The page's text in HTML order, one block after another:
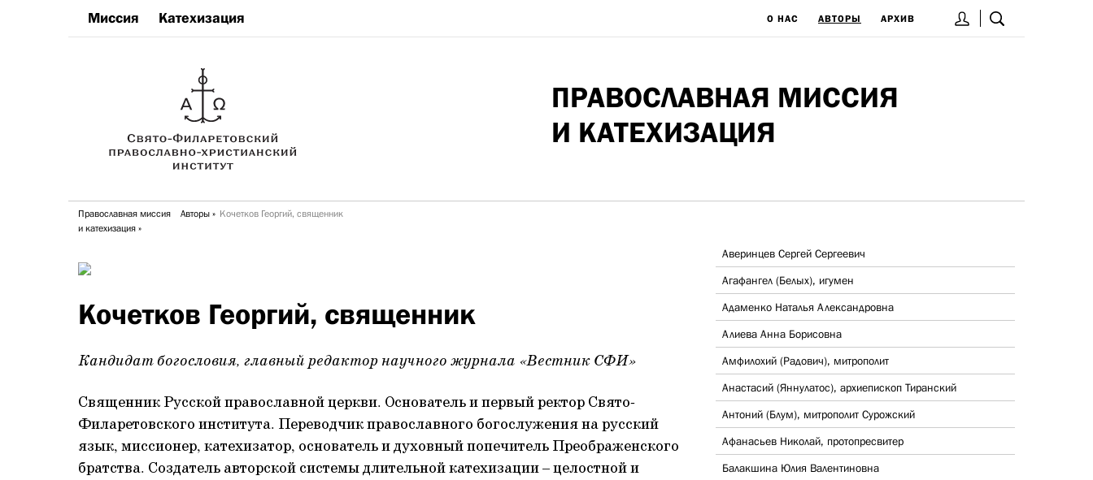
Миссия Катехизация О НАС АВТОРЫ АРХИВ
ПРАВОСЛАВНАЯ МИССИЯ
И КАТЕХИЗАЦИЯ
Православная миссия
и катехизация
Авторы Кочетков Георгий, священник
Кочетков Георгий, священник
Кандидат богословия, главный редактор научного журнала «Вестник СФИ»
Священник Русской православной церкви. Основатель и первый ректор Свято-
Филаретовского института. Переводчик православного богослужения на русский
язык, миссионер, катехизатор, основатель и духовный попечитель Преображенского
братства. Создатель авторской системы длительной катехизации – целостной и
Аверинцев Сергей Сергеевич
Агафангел (Белых), игумен
Адаменко Наталья Александровна
Алиева Анна Борисовна
Амфилохий (Радович), митрополит
Анастасий (Яннулатос), архиепископ Тиранский
Антоний (Блум), митрополит Сурожский
Афанасьев Николай, протопресвитер
Балакшина Юлия Валентиновна